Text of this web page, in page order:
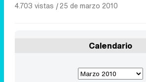
4.703 vistas |25 de marzo 2010
Calendario